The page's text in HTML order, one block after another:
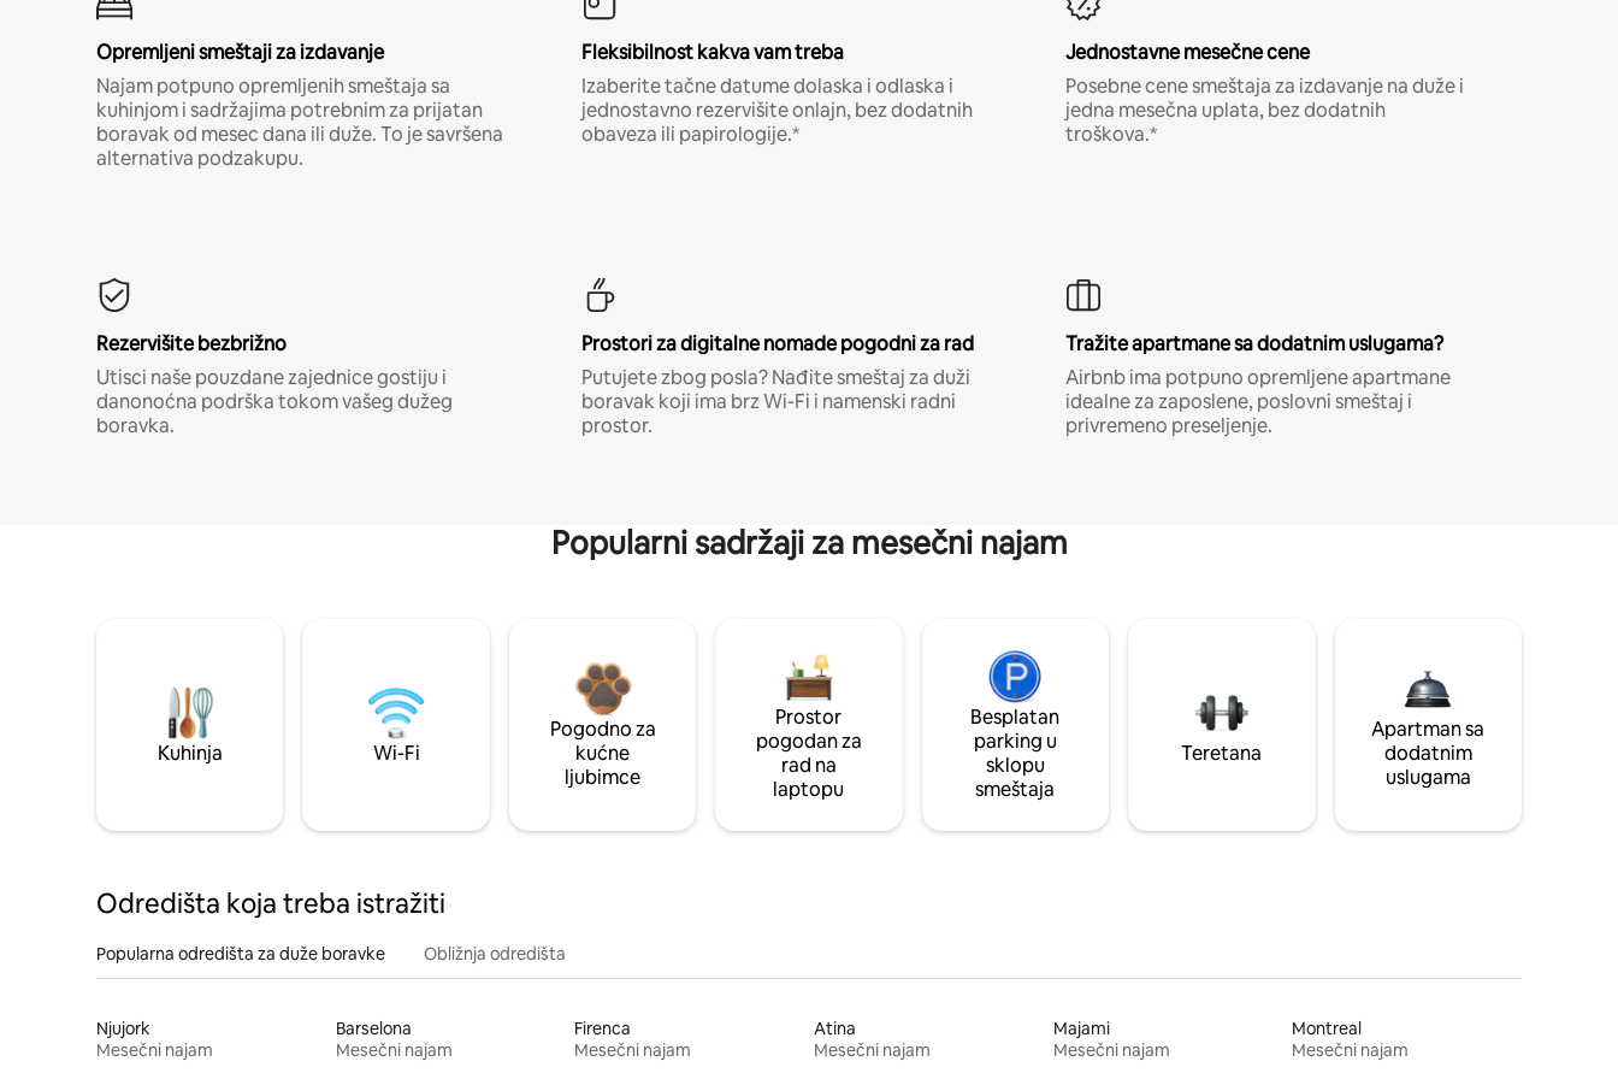
Opremljeni smeštaji za izdavanje
Najam potpuno opremljenih smeštaja sa
kuhinjom i sadržajima potrebnim za prijatan
boravak od mesec dana ili duže. To je savršena
alternativa podzakupu.
Fleksibilnost kakva vam treba
Izaberite tačne datume dolaska i odlaska i
jednostavno rezervišite onlajn, bez dodatnih
obaveza ili papirologije.*
Jednostavne mesečne cene
Posebne cene smeštaja za izdavanje na duže i
jedna mesečna uplata, bez dodatnih
troškova.*
Rezervišite bezbrižno
Utisci naše pouzdane zajednice gostiju i
danonoćna podrška tokom vašeg dužeg
boravka.
Prostori za digitalne nomade pogodni za rad
Putujete zbog posla? Nađite smeštaj za duži
boravak koji ima brz Wi-Fi i namenski radni
prostor.
Tražite apartmane sa dodatnim uslugama?
Airbnb ima potpuno opremljene apartmane
idealne za zaposlene, poslovni smeštaj i
privremeno preseljenje.
Popularni sadržaji za mesečni najam
Kuhinja Wi-Fi
Pogodno za
kućne
ljubimce
Prostor
pogodan za
rad na
laptopu
Besplatan
parking u
sklopu
smeštaja
Teretana
Apartman sa
dodatnim
uslugama
Odredišta koja treba istražiti
Popularna odredišta za duže boravke Obližnja odredišta
Njujork
Mesečni najam
Barselona
Mesečni najam
Firenca
Mesečni najam
Atina
Mesečni najam
Majami
Mesečni najam
Montreal
Mesečni najam